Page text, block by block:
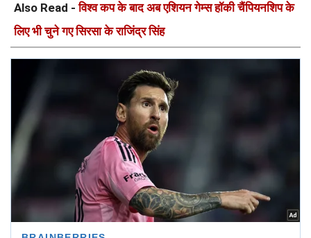
Also Read -विश्व कप के बाद अब एशियन गेम्स हॉकी चैंपियनशिप के
लिए भी चुने गए सिरसा के राजिंद्र सिंह